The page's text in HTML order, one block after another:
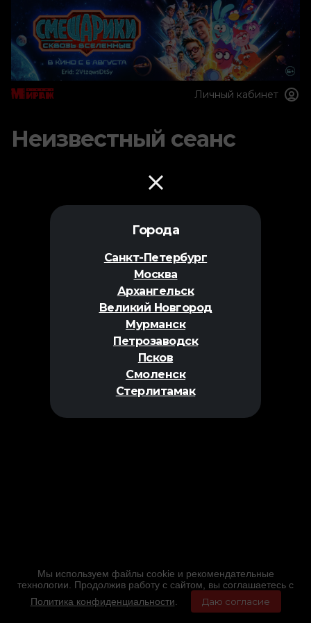
Города
Санкт-Петербург
Москва
Архангельск
Великий Новгород
Мурманск
Петрозаводск
Псков
Смоленск
Стерлитамак
Личный кабинет
Неизвестный сеанс
Мы используем файлы cookie и рекомендательные
технологии. Продолжив работу с сайтом, вы соглашаетесь с
Политика конфиденциальности
Даю согласие